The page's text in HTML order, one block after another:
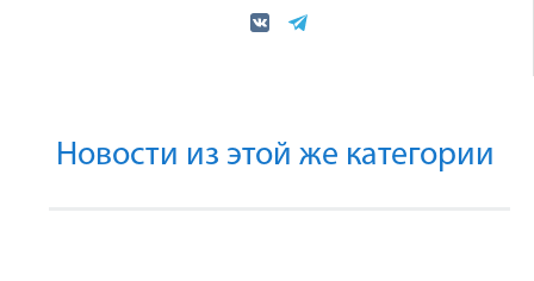
Новости из этой же категории